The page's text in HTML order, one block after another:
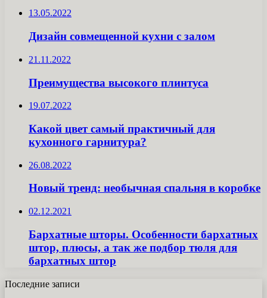
13.05.2022
Дизайн совмещенной кухни с залом
21.11.2022
Преимущества высокого плинтуса
19.07.2022
Какой цвет самый практичный для
кухонного гарнитура?
26.08.2022
Новый тренд: необычная спальня в коробке
02.12.2021
Бархатные шторы. Особенности бархатных
штор, плюсы, а так же подбор тюля для
бархатных штор
Последние записи